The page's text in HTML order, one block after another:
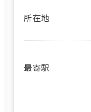
所在地
最寄駅